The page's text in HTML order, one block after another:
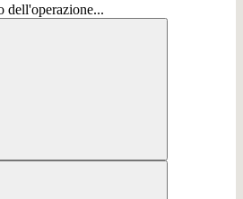
dell'operazione...